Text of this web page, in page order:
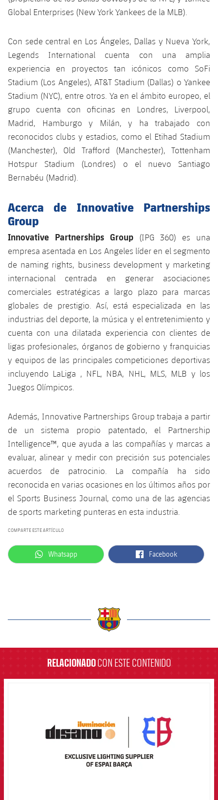
Global Enterprises (New York Yankees de la MLB).
Con sede central en Los Ángeles, Dallas y Nueva York,
Legends International cuenta con una amplia
experiencia en proyectos tan icónicos como SoFi
Stadium (Los Angeles), AT&T Stadium (Dallas) o Yankee
Stadium (NYC), entre otros. Ya en el ámbito europeo, el
grupo cuenta con oficinas en Londres, Liverpool,
Madrid, Hamburgo y Milán, y ha trabajado con
reconocidos clubs y estadios, como el Etihad Stadium
(Manchester), Old Trafford (Manchester), Tottenham
Hotspur Stadium (Londres) o el nuevo Santiago
Bernabéu (Madrid).
Acerca de Innovative Partnerships
Group
Innovative Partnerships Group
(IPG 360) es una
empresa asentada en Los Angeles líder en el segmento
de naming rights, business development y marketing
internacional centrada en generar asociaciones
comerciales estratégicas a largo plazo para marcas
globales de prestigio. Así, está especializada en las
industrias del deporte, la música y el entretenimiento y
cuenta con una dilatada experiencia con clientes de
ligas profesionales, órganos de gobierno y franquicias
y equipos de las principales competiciones deportivas
incluyendo LaLiga , NFL, NBA, NHL, MLS, MLB y los
Juegos Olímpicos.
Además, Innovative Partnerships Group trabaja a partir
de un sistema propio patentado, el Partnership
Intelligence™, que ayuda a las compañías y marcas a
evaluar, alinear y medir con precisión sus potenciales
acuerdos de patrocinio. La compañía ha sido
reconocida en varias ocasiones en los últimos años por
el Sports Business Journal, como una de las agencias
de sports marketing punteras en esta industria.
COMPARTE ESTE ARTÍCULO
label.aria.whatsapp
Whatsapp label.aria.facebook
Facebook
RELACIONADOCON ESTE CONTENIDO